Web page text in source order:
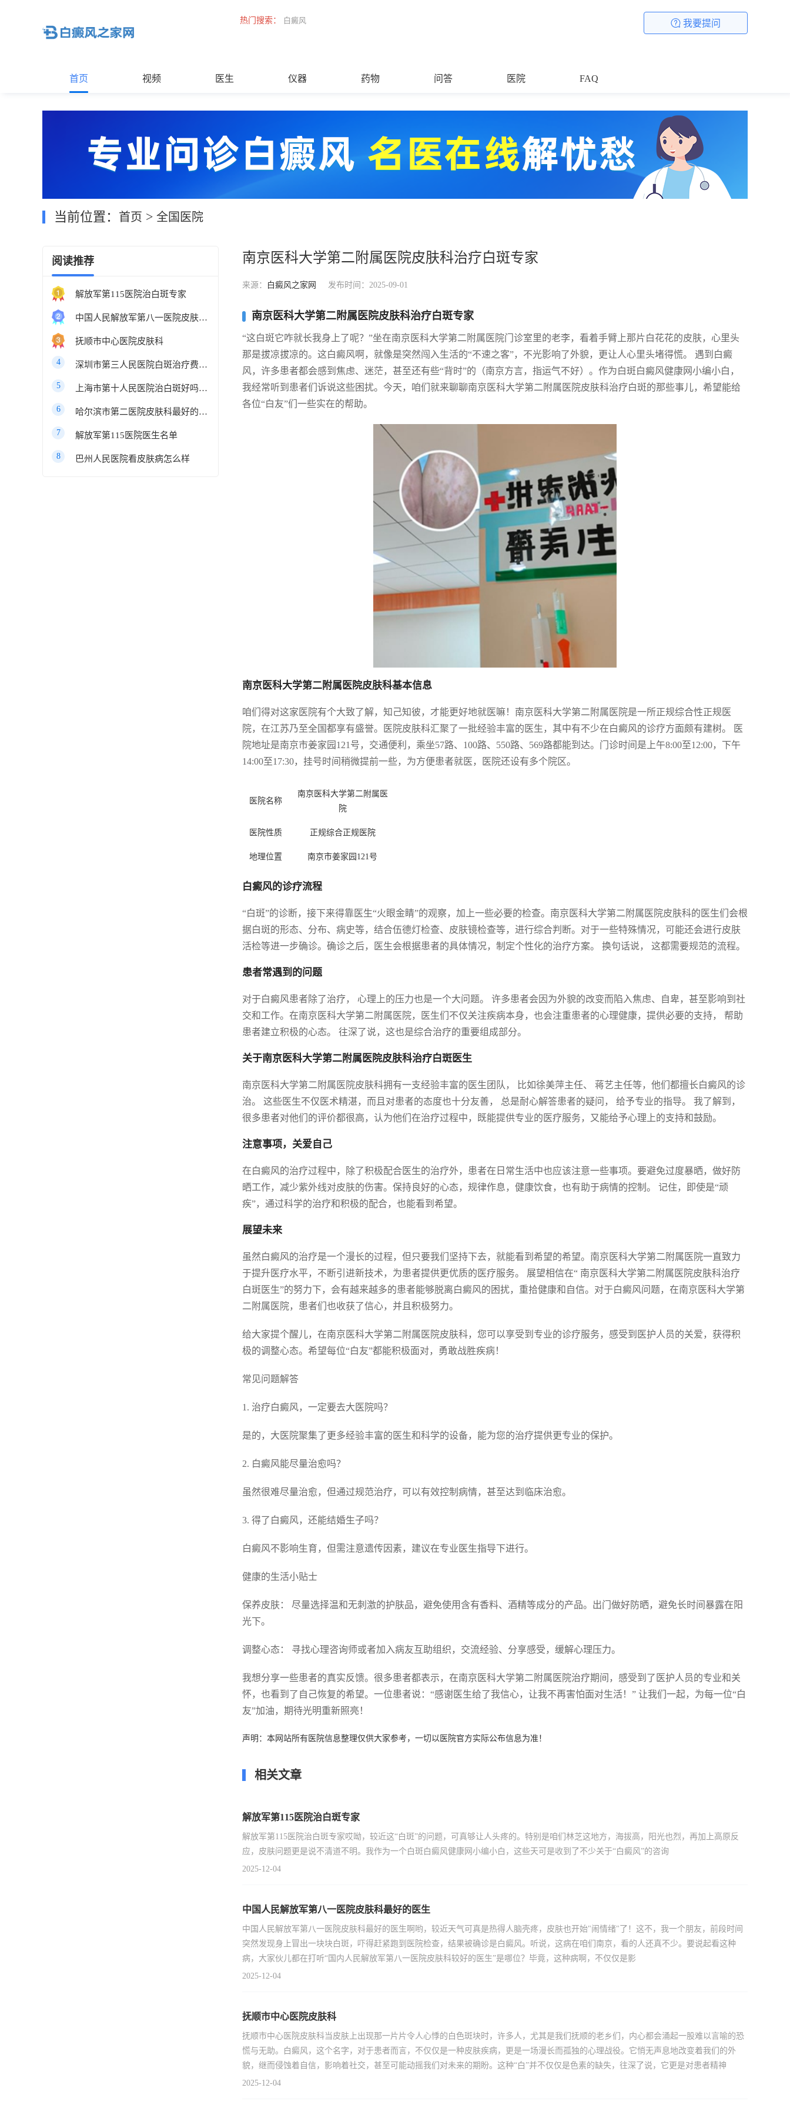
热门搜索： 白癜风 我要提问
首页 视频 医生 仪器 药物 问答 医院 FAQ
当前位置： 首页 > 全国医院
阅读推荐
解放军第115医院治白斑专家
中国人民解放军第八一医院皮肤科最好的医生
抚顺市中心医院皮肤科
4 深圳市第三人民医院白斑治疗费用多少
5 上海市第十人民医院治白斑好吗知乎
6 哈尔滨市第二医院皮肤科最好的医生
7 解放军第115医院医生名单
8 巴州人民医院看皮肤病怎么样
南京医科大学第二附属医院皮肤科治疗白斑专家
来源： 白癜风之家网 发布时间：2025-09-01
南京医科大学第二附属医院皮肤科治疗白斑专家
“这白斑它咋就长我身上了呢？”坐在南京医科大学第二附属医院门诊室里的老李，看着手臂上那片白花花的皮肤，心里头
那是拔凉拔凉的。这白癜风啊，就像是突然闯入生活的“不速之客”，不光影响了外貌，更让人心里头堵得慌。 遇到白癜
风，许多患者都会感到焦虑、迷茫，甚至还有些“背时”的（南京方言，指运气不好）。作为白斑白癜风健康网小编小白，
我经常听到患者们诉说这些困扰。今天，咱们就来聊聊南京医科大学第二附属医院皮肤科治疗白斑的那些事儿，希望能给
各位“白友”们一些实在的帮助。
南京医科大学第二附属医院皮肤科基本信息
咱们得对这家医院有个大致了解，知己知彼，才能更好地就医嘛！南京医科大学第二附属医院是一所正规综合性正规医
院，在江苏乃至全国都享有盛誉。医院皮肤科汇聚了一批经验丰富的医生，其中有不少在白癜风的诊疗方面颇有建树。 医
院地址是南京市姜家园121号，交通便利，乘坐57路、100路、550路、569路都能到达。门诊时间是上午8:00至12:00，下午
14:00至17:30，挂号时间稍微提前一些，为方便患者就医，医院还设有多个院区。
医院名称
南京医科大学第二附属医
院
医院性质 正规综合正规医院
地理位置 南京市姜家园121号
白癜风的诊疗流程
“白斑”的诊断，接下来得靠医生“火眼金睛”的观察，加上一些必要的检查。南京医科大学第二附属医院皮肤科的医生们会根
据白斑的形态、分布、病史等，结合伍德灯检查、皮肤镜检查等，进行综合判断。对于一些特殊情况，可能还会进行皮肤
活检等进一步确诊。确诊之后，医生会根据患者的具体情况，制定个性化的治疗方案。 换句话说， 这都需要规范的流程。
患者常遇到的问题
对于白癜风患者除了治疗， 心理上的压力也是一个大问题。 许多患者会因为外貌的改变而陷入焦虑、自卑，甚至影响到社
交和工作。在南京医科大学第二附属医院，医生们不仅关注疾病本身，也会注重患者的心理健康，提供必要的支持， 帮助
患者建立积极的心态。 往深了说，这也是综合治疗的重要组成部分。
关于南京医科大学第二附属医院皮肤科治疗白斑医生
南京医科大学第二附属医院皮肤科拥有一支经验丰富的医生团队， 比如徐美萍主任、 蒋艺主任等，他们都擅长白癜风的诊
治。 这些医生不仅医术精湛，而且对患者的态度也十分友善， 总是耐心解答患者的疑问， 给予专业的指导。 我了解到，
很多患者对他们的评价都很高，认为他们在治疗过程中，既能提供专业的医疗服务，又能给予心理上的支持和鼓励。
注意事项，关爱自己
在白癜风的治疗过程中，除了积极配合医生的治疗外，患者在日常生活中也应该注意一些事项。要避免过度暴晒，做好防
晒工作，减少紫外线对皮肤的伤害。保持良好的心态，规律作息，健康饮食，也有助于病情的控制。 记住，即使是“顽
疾”，通过科学的治疗和积极的配合，也能看到希望。
展望未来
虽然白癜风的治疗是一个漫长的过程，但只要我们坚持下去，就能看到希望的希望。南京医科大学第二附属医院一直致力
于提升医疗水平，不断引进新技术，为患者提供更优质的医疗服务。 展望相信在“ 南京医科大学第二附属医院皮肤科治疗
白斑医生”的努力下，会有越来越多的患者能够脱离白癜风的困扰，重拾健康和自信。对于白癜风问题，在南京医科大学第
二附属医院，患者们也收获了信心，并且积极努力。
给大家提个醒儿，在南京医科大学第二附属医院皮肤科，您可以享受到专业的诊疗服务，感受到医护人员的关爱，获得积
极的调整心态。希望每位“白友”都能积极面对，勇敢战胜疾病！
常见问题解答
1. 治疗白癜风，一定要去大医院吗？
是的，大医院聚集了更多经验丰富的医生和科学的设备，能为您的治疗提供更专业的保护。
2. 白癜风能尽量治愈吗？
虽然很难尽量治愈，但通过规范治疗，可以有效控制病情，甚至达到临床治愈。
3. 得了白癜风，还能结婚生子吗？
白癜风不影响生育，但需注意遗传因素，建议在专业医生指导下进行。
健康的生活小贴士
保养皮肤： 尽量选择温和无刺激的护肤品，避免使用含有香料、酒精等成分的产品。出门做好防晒，避免长时间暴露在阳
光下。
调整心态： 寻找心理咨询师或者加入病友互助组织，交流经验、分享感受，缓解心理压力。
我想分享一些患者的真实反馈。很多患者都表示，在南京医科大学第二附属医院治疗期间，感受到了医护人员的专业和关
怀，也看到了自己恢复的希望。一位患者说：“感谢医生给了我信心，让我不再害怕面对生活！” 让我们一起，为每一位“白
友”加油，期待光明重新照亮！
声明：本网站所有医院信息整理仅供大家参考，一切以医院官方实际公布信息为准！
相关文章
解放军第115医院治白斑专家
解放军第115医院治白斑专家哎呦，较近这“白斑”的问题，可真够让人头疼的。特别是咱们林芝这地方，海拔高，阳光也烈，再加上高原反
应，皮肤问题更是说不清道不明。我作为一个白斑白癜风健康网小编小白，这些天可是收到了不少关于“白癜风”的咨询
2025-12-04
中国人民解放军第八一医院皮肤科最好的医生
中国人民解放军第八一医院皮肤科最好的医生啊哟，较近天气可真是热得人脑壳疼，皮肤也开始"闹情绪"了！这不，我一个朋友，前段时间
突然发现身上冒出一块块白斑，吓得赶紧跑到医院检查，结果被确诊是白癜风。听说，这病在咱们南京，看的人还真不少。要说起看这种
病，大家伙儿都在打听“国内人民解放军第八一医院皮肤科较好的医生”是哪位？毕竟，这种病啊，不仅仅是影
2025-12-04
抚顺市中心医院皮肤科
抚顺市中心医院皮肤科当皮肤上出现那一片片令人心悸的白色斑块时，许多人，尤其是我们抚顺的老乡们，内心都会涌起一股难以言喻的恐
慌与无助。白癜风，这个名字，对于患者而言，不仅仅是一种皮肤疾病，更是一场漫长而孤独的心理战役。它悄无声息地改变着我们的外
貌，继而侵蚀着自信，影响着社交，甚至可能动摇我们对未来的期盼。这种“白”并不仅仅是色素的缺失，往深了说，它更是对患者精神
2025-12-04